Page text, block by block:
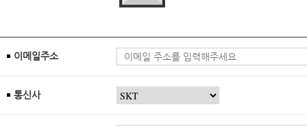
이메일주소
통신사